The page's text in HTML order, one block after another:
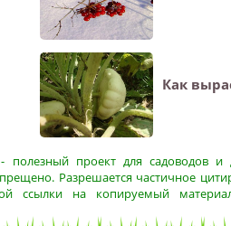
Как
проект для садоводов и
Разрешается частичное
ссылки на копируемый